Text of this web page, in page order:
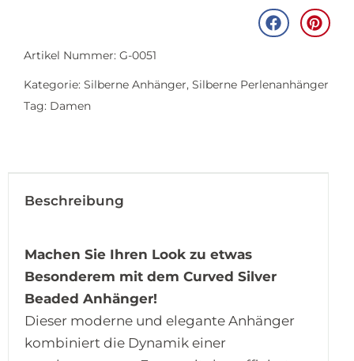
Artikel Nummer: G-0051
Kategorie: Silberne Anhänger, Silberne Perlenanhänger
Tag: Damen
Beschreibung
Machen Sie Ihren Look zu etwas
Besonderem mit dem Curved Silver
Beaded Anhänger!
Dieser moderne und elegante Anhänger
kombiniert die Dynamik einer